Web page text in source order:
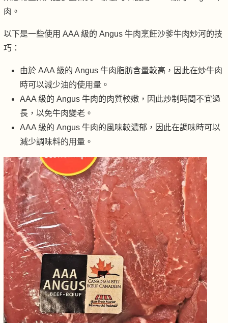
肉。
以下是一些使用 AAA 級的 Angus 牛肉烹飪沙爹牛肉炒河的技
巧：
由於 AAA 級的 Angus 牛肉脂肪含量較高，因此在炒牛肉
時可以減少油的使用量。
AAA 級的 Angus 牛肉的肉質較嫩，因此炒制時間不宜過
長，以免牛肉變老。
AAA 級的 Angus 牛肉的風味較濃郁，因此在調味時可以
減少調味料的用量。